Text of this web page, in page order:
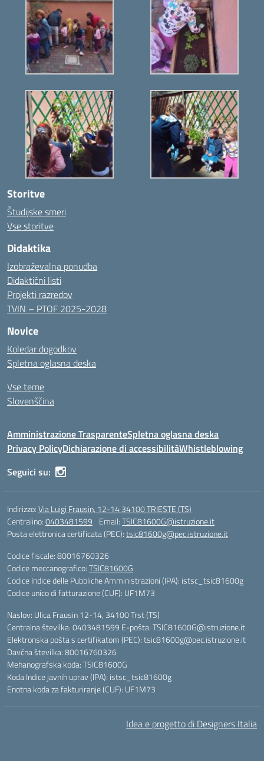
Storitve
Študijske smeri
Vse storitve
Didaktika
Izobraževalna ponudba
Didaktični listi
Projekti razredov
TVIN – PTOF 2025-2028
Novice
Koledar dogodkov
Spletna oglasna deska
Vse teme
Slovenščina
Amministrazione TrasparenteSpletna oglasna deska
Privacy PolicyDichiarazione di accessibilitàWhistleblowing
Seguici su:
Indirizzo:Via Luigi Frausin, 12-14 34100 TRIESTE (TS)
Centralino:0403481599 Email:TSIC81600G@istruzione.it
Posta elettronica certificata (PEC):tsic81600g@pec.istruzione.it
Codice fiscale: 80016760326
Codice meccanografico:TSIC81600G
Codice Indice delle Pubbliche Amministrazioni (IPA): istsc_tsic81600g
Codice unico di fatturazione (CUF): UF1M73
Naslov: Ulica Frausin 12-14, 34100 Trst (TS)
Centralna številka: 0403481599 E-pošta: TSIC81600G@istruzione.it
Elektronska pošta s certifikatom (PEC): tsic81600g@pec.istruzione.it
Davčna številka: 80016760326
Mehanografska koda: TSIC81600G
Koda Indice javnih uprav (IPA): istsc_tsic81600g
Enotna koda za fakturiranje (CUF): UF1M73
Idea e progetto di Designers Italia